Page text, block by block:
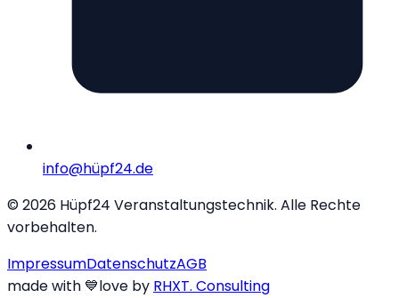
info@hüpf24.de
© 2026 Hüpf24 Veranstaltungstechnik. Alle Rechte
vorbehalten.
ImpressumDatenschutzAGB
made with 💙love by RHXT. Consulting